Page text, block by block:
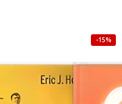
-15%